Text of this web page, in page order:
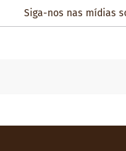
Siga-nos nas mídias